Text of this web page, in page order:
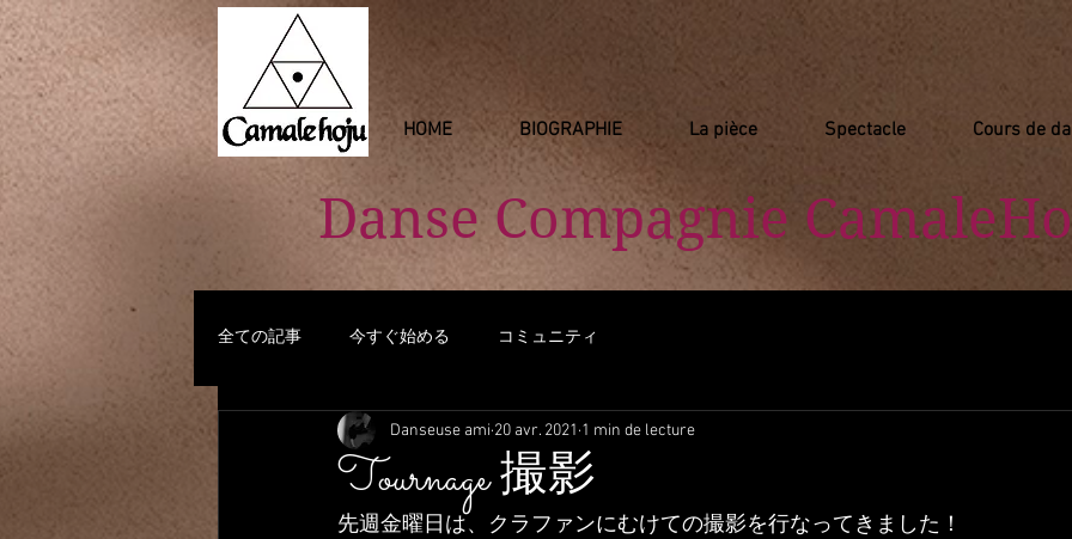
HOME BIOGRAPHIE La pièce Spectacle Cours de
Danse Compagnie
全ての記事 今すぐ始める コミュニティ
Tournage 撮影
Danseuse ami 20 avr. 2021 1 min de lecture
先週金曜日は、クラファンにむけての撮影を行なってきました！